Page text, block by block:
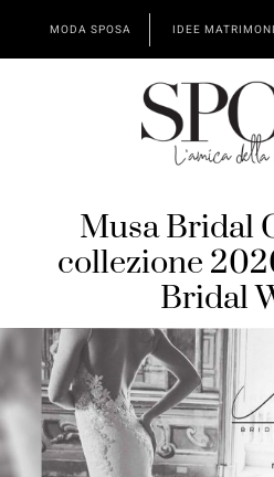
MODA SPOSA IDEE
Musa Bridal
collezione
Bridal